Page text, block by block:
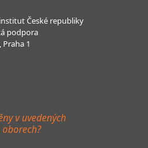
České republiky
podpora
1
v uvedených